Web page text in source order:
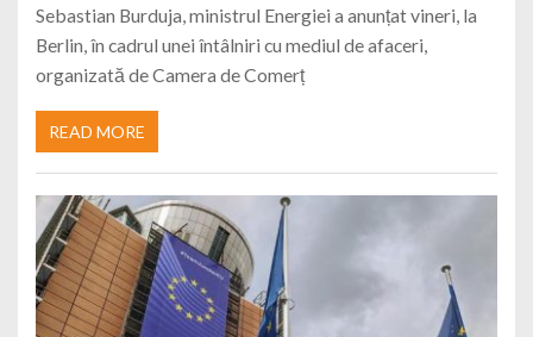
Sebastian Burduja, ministrul Energiei a anunțat vineri, la
Berlin, în cadrul unei întâlniri cu mediul de afaceri,
organizată de Camera de Comerț
READ MORE